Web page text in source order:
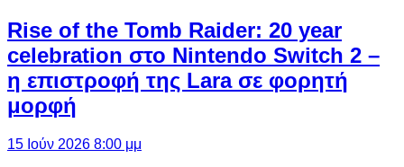
Rise of the Tomb Raider: 20 year
celebration στο Nintendo Switch 2 –
η επιστροφή της Lara σε φορητή
μορφή
15 Ιούν 2026 8:00 μμ